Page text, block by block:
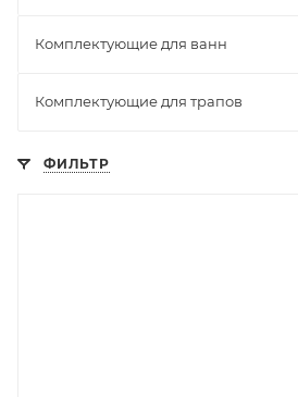
Комплектующие для ванн
Комплектующие для трапов
ФИЛЬТР